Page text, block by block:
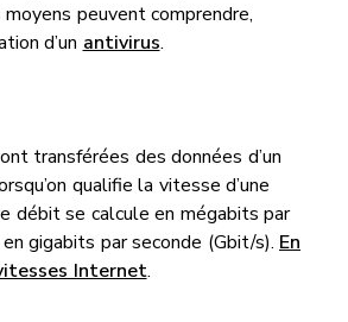
moyens peuvent comprendre,
d’un antivirus.
transférées des données d’un
qualifie la vitesse d’une
débit se calcule en mégabits par
gigabits par seconde (Gbit/s). En
Internet.